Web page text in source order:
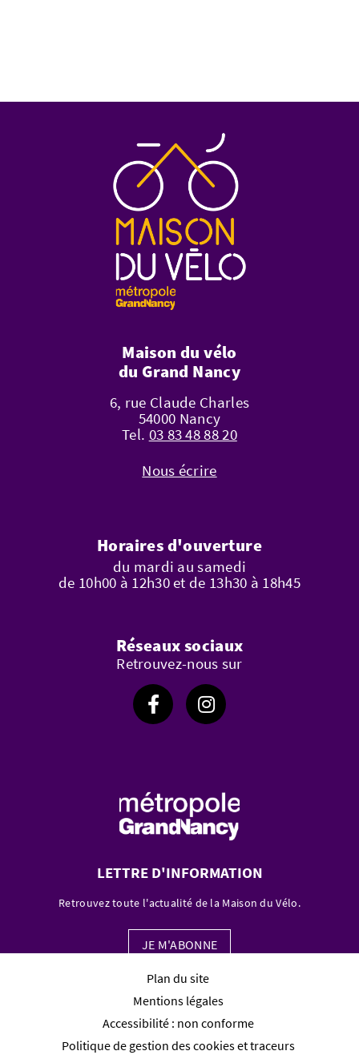
Maison du vélo
du Grand Nancy
6, rue Claude Charles
54000 Nancy
Tel. 03 83 48 88 20
Nous écrire
Horaires d'ouverture
du mardi au samedi
de 10h00 à 12h30 et de 13h30 à 18h45
Réseaux sociaux
Retrouvez-nous sur
Suivez-nous sur Facebook
Suivez-nous sur Instagram
LETTRE D'INFORMATION
Retrouvez toute l'actualité de la Maison du Vélo.
JE M'ABONNE
Plan du site
Mentions légales
Accessibilité : non conforme
Politique de gestion des cookies et traceurs